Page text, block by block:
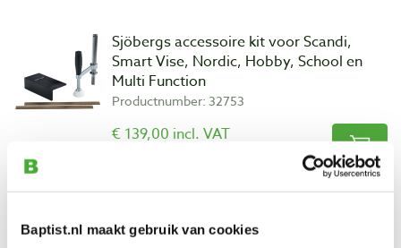
Baptist.nl maakt gebruik van cookies
Sjöbergs accessoire kit voor Scandi,
Smart Vise, Nordic, Hobby, School en
Multi Function
Productnumber: 32753
€ 139,00 incl. VAT